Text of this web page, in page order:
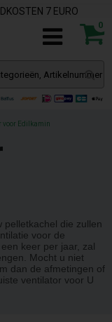
7 EURO
0
voor Edilkamin
pelletkachel die zullen
voor de
keer per jaar, zal
Mocht u niet
dan de afmetingen of
ventilator voor U